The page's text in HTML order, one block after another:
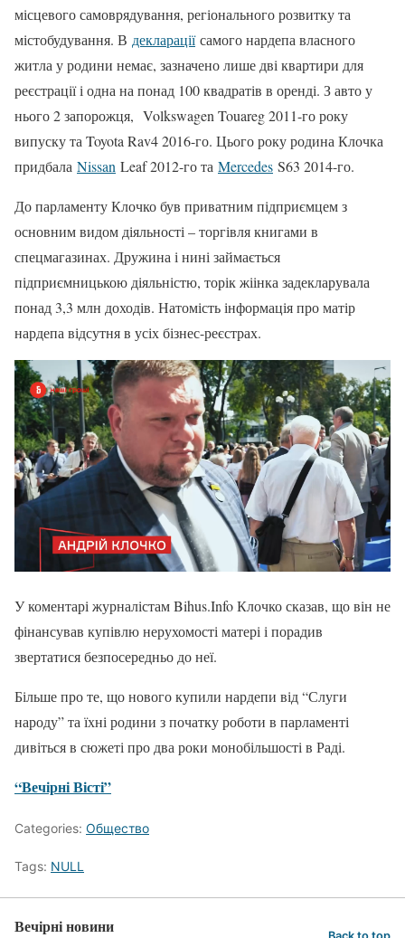
місцевого самоврядування, регіонального розвитку та
містобудування. В деклараціїсамого нардепа власного
житла у родини немає, зазначено лише дві квартири для
реєстрації і одна на понад 100 квадратів в оренді. З авто у
нього 2 запорожця, Volkswagen Touareg 2011-го року
випуску та Toyota Rav4 2016-го. Цього року родина Клочка
придбала Nissan Leaf 2012-го та Mercedes S63 2014-го.
До парламенту Клочко був приватним підприємцем з
основним видом діяльності – торгівля книгами в
спецмагазинах. Дружина і нині займається
підприємницькою діяльністю, торік жіінка задекларувала
понад 3,3 млн доходів. Натомість інформація про матір
нардепа відсутня в усіх бізнес-реєстрах.
У коментарі журналістам Bihus.Info Клочко сказав, що він не
фінансував купівлю нерухомості матері і порадив
звертатися безпосередньо до неї.
Більше про те, що нового купили нардепи від “Слуги
народу” та їхні родини з початку роботи в парламенті
дивіться в сюжеті про два роки монобільшості в Раді.
“Вечірні Вісті”
Categories: Общество
Tags: NULL
Вечірні новини